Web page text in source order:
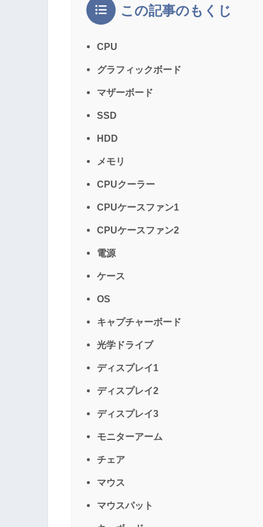
この記事のもくじ
CPU
グラフィックボード
マザーボード
SSD
HDD
メモリ
CPUクーラー
CPUケースファン1
CPUケースファン2
電源
ケース
OS
キャプチャーボード
光学ドライブ
ディスプレイ1
ディスプレイ2
ディスプレイ3
モニターアーム
チェア
マウス
マウスパット